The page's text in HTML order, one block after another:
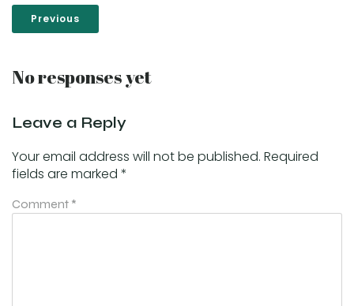
Previous
No responses yet
Leave a Reply
Your email address will not be published. Required
fields are marked *
Comment *